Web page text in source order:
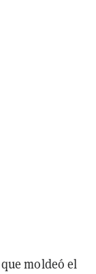
moldeó el